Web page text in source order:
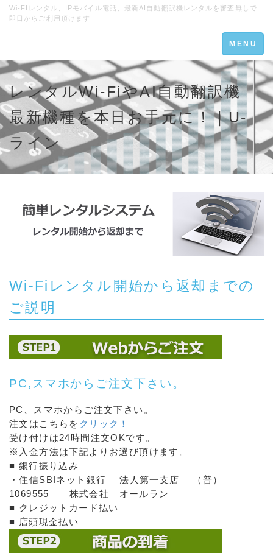
Wi-FIレンタル、IPモバイル電話、最新AI自動翻訳機レンタルを審査無しで
即日からご利用頂けます
Toggle
navigation
MENU
レンタルWi-FiやAI自動翻訳機
最新機種を本日お手元に！｜U-
ライン
Wi-Fiレンタル開始から返却までの
ご説明
PC,スマホからご注文下さい。
PC、スマホからご注文下さい。
注文はこちらを クリック！
受け付けは24時間注文OKです。
※入金方法は下記よりお選び頂けます。
■ 銀行振り込み
・住信SBIネット銀行 法人第一支店 （普）
1069555 株式会社 オールラン
■ クレジットカード払い
■ 店頭現金払い